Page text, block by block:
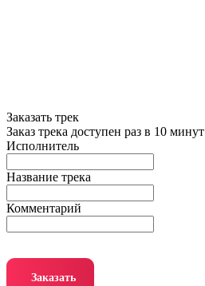
Заказать трек
Заказ трека доступен раз в 10 минут
Исполнитель
Название трека
Комментарий
Заказать